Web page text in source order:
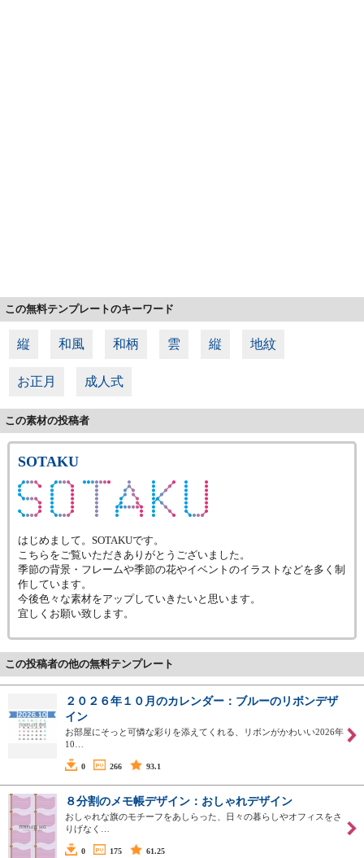
この無料テンプレートのキーワード
縦 和風 和柄 雲 縦 地紋
お正月 成人式
この素材の投稿者
SOTAKU
はじめまして。SOTAKUです。
こちらをご覧いただきありがとうございました。
季節の背景・フレームや季節の花やイベントのイラストなどを多く制
作しています。
今後色々な素材をアップしていきたいと思います。
宜しくお願い致します。
この投稿者の他の無料テンプレート
２０２６年１０月のカレンダー：ブルーのリボンデザ
イン
お部屋にそっと可憐な彩りを添えてくれる、リボンがかわいい2026年
10…
0 266 93.1
８分割のメモ帳デザイン：おしゃれデザイン
おしゃれな旗のモチーフをあしらった、日々の暮らしやオフィスをさ
りげなく…
0 175 61.25